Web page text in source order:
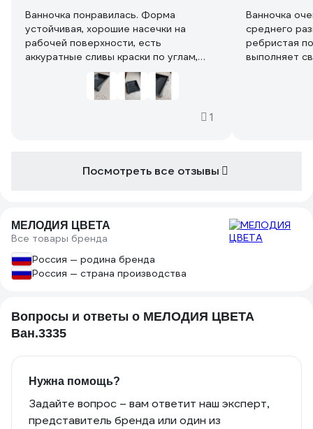
Ванночка понравилась. Форма
устойчивая, хорошие насечки на
рабочей поверхности, есть
аккуратные сливы краски по углам,
петля чтобы вешать для просушки.
Пластик НЕ хрупкий, в меру толстый,
форма ванночки устойчивая,
После работы вроде поубавился.
удобная и надёжная.
1
Ванночка
среднего
ребристая
выполняет
Посмотреть все отзывы
МЕЛОДИЯ ЦВЕТА
Все товары бренда
Россия — родина бренда
Россия — страна производства
Вопросы и ответы о МЕЛОДИЯ ЦВЕТА
Ван.3335
Нужна помощь?
Задайте вопрос – вам ответит наш эксперт,
представитель бренда или один из